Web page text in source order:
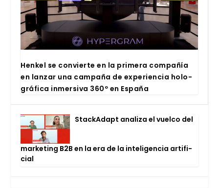
Hen­kel se con­vier­te en la pri­me­ra com­pa­ñía
en lan­zar una cam­pa­ña de expe­rien­cia holo­
grá­fi­ca inmer­si­va 360º en Espa­ña
Stac­kA­dapt ana­li­za el vuel­co del
mar­ke­ting B2B en la era de la inte­li­gen­cia arti­fi­
cial